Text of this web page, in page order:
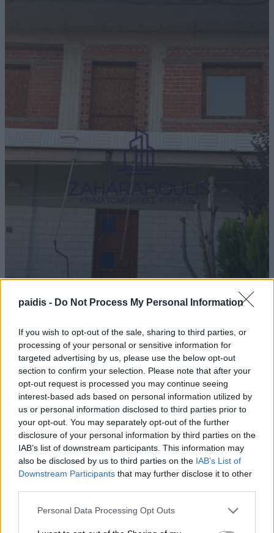
paidis - Do Not Process My Personal Information
If you wish to opt-out of the sale, sharing to third parties, or
processing of your personal or sensitive information for
targeted advertising by us, please use the below opt-out
section to confirm your selection. Please note that after your
opt-out request is processed you may continue seeing
interest-based ads based on personal information utilized by
us or personal information disclosed to third parties prior to
your opt-out. You may separately opt-out of the further
disclosure of your personal information by third parties on the
IAB’s list of downstream participants. This information may
also be disclosed by us to third parties on the IAB’s List of
Downstream Participants that may further disclose it to other
Personal Data Processing Opt Outs
Πωλείται μονοκατοικία στον
Τύρναβο
10/08/2026 , 10:48
Διεθνές φεστιβάλ παραστατικών τεχνών
Θεσσαλίας UNDER30 THE BEGINNINING
10/08/2026 , 10:42
Β. Κόκκαλης για ακρίβεια: «Το πρόβλημα